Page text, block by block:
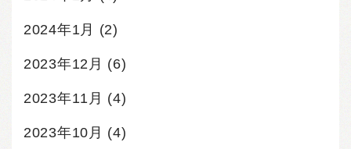
2024年1月 (2)
2023年12月 (6)
2023年11月 (4)
2023年10月 (4)